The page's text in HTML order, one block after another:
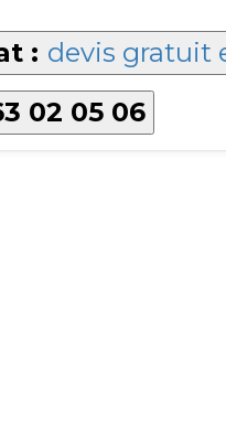
: devis gratuit
02 05 06